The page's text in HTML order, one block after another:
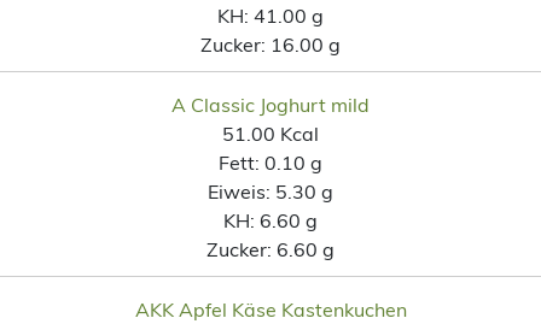
KH: 41.00 g
Zucker: 16.00 g
A Classic Joghurt mild
51.00 Kcal
Fett: 0.10 g
Eiweis: 5.30 g
KH: 6.60 g
Zucker: 6.60 g
AKK Apfel Käse Kastenkuchen